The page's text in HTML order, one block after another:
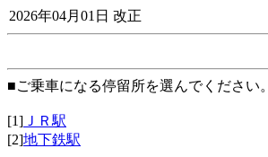
2026年04月01日 改正
■ご乗車になる停留所を選んでください。
[1] ＪＲ駅
[2]地下鉄駅